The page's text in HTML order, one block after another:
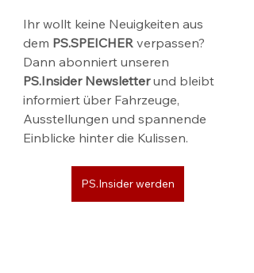
Ihr wollt keine Neuigkeiten aus
dem PS.SPEICHER verpassen?
Dann abonniert unseren
PS.Insider Newsletter und bleibt
informiert über Fahrzeuge,
Ausstellungen und spannende
Einblicke hinter die Kulissen.
PS.Insider werden